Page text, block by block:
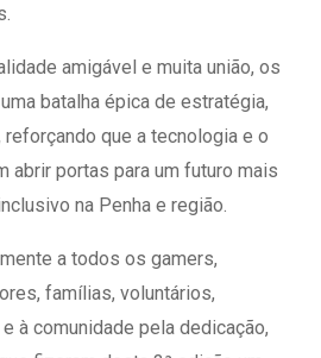
amigável e muita união, os
batalha épica de estratégia,
que a tecnologia e o
abrir portas para um futuro mais
na Penha e região.
a todos os gamers,
famílias, voluntários,
à comunidade pela dedicação,